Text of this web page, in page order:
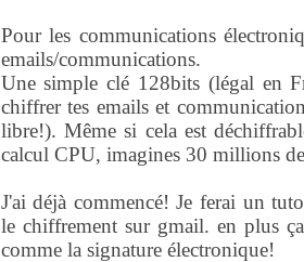
Pour les communications
emails/communications.
Une simple clé 128bits (légal en
chiffrer tes emails et
libre!). Même si cela est
calcul CPU, imagines 30 millions
J'ai déjà commencé! Je ferai un
le chiffrement sur gmail. en plus
comme la signature électronique!